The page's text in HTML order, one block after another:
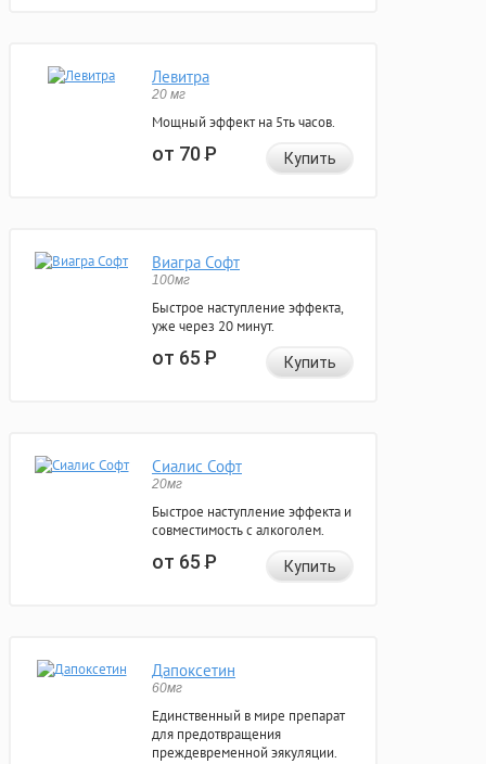
Левитра
20 мг
Мощный эффект на 5ть часов.
от 70Р Купить
Виагра Софт
100мг
Быстрое наступление эффекта,
уже через 20 минут.
от 65Р Купить
Сиалис Софт
20мг
Быстрое наступление эффекта и
совместимость с алкоголем.
от 65Р Купить
Дапоксетин
60мг
Единственный в мире препарат
для предотвращения
преждевременной эякуляции.